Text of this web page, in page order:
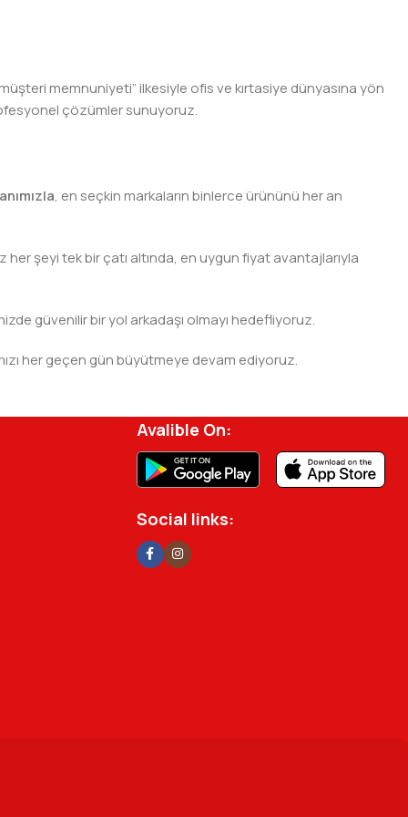
memnuniyeti” ilkesiyle ofis ve kırtasiye dünyasına yön
çözümler sunuyoruz.
, en seçkin markaların binlerce ürününü her an
şeyi tek bir çatı altında, en uygun fiyat avantajlarıyla
güvenilir bir yol arkadaşı olmayı hedefliyoruz.
her geçen gün büyütmeye devam ediyoruz.
Avalible On:
Social links: